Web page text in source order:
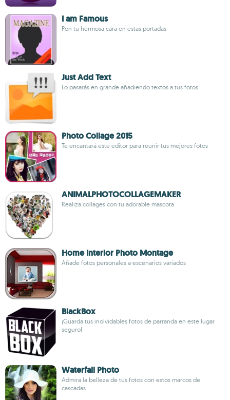
I am Famous
Pon tu hermosa cara en estas portadas
Just Add Text
Lo pasarás en grande añadiendo textos a tus fotos
Photo Collage 2015
Te encantará este editor para reunir tus mejores fotos
ANIMALPHOTOCOLLAGEMAKER
Realiza collages con tu adorable mascota
Home Interior Photo Montage
Añade fotos personales a escenarios variados
BlackBox
¡Guarda tus inolvidables fotos de parranda en este lugar
seguro!
Waterfall Photo
Admira la belleza de tus fotos con estos marcos de
cascadas